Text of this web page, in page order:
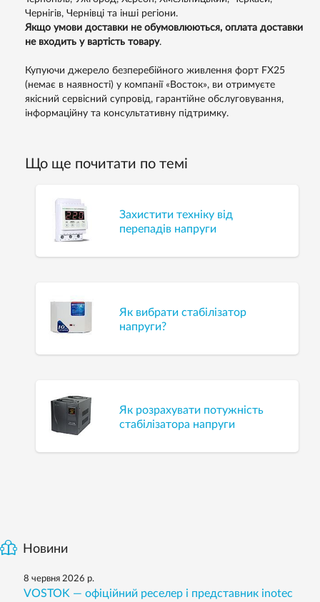
Чернігів, Чернівці та інші регіони.
Якщо умови доставки не обумовлюються, оплата доставки
не входить у вартість товару.
Купуючи джерело безперебійного живлення форт FX25
(немає в наявності) у компанії «Восток», ви отримуєте
якісний сервісний супровід, гарантійне обслуговування,
інформаційну та консультативну підтримку.
Що ще почитати по темі
Захистити техніку від
перепадів напруги
Як вибрати стабілізатор
напруги?
Як розрахувати потужність
стабілізатора напруги
Новини
8 червня 2026 р.
VOSTOK — офіційний реселер і представник inotec